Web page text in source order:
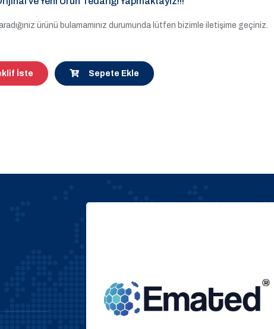
ürünü bulamamınız durumunda lütfen bizimle iletişime geçiniz.
İste Sepete Ekle